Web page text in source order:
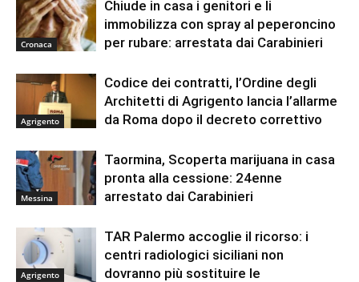
Cronaca
Chiude in casa i genitori e li
immobilizza con spray al peperoncino
per rubare: arrestata dai Carabinieri
Agrigento
Codice dei contratti, l’Ordine degli
Architetti di Agrigento lancia l’allarme
da Roma dopo il decreto correttivo
Messina
Taormina, Scoperta marijuana in casa
pronta alla cessione: 24enne
arrestato dai Carabinieri
Agrigento
TAR Palermo accoglie il ricorso: i
centri radiologici siciliani non
dovranno più sostituire le